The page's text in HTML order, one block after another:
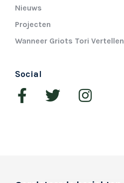
Nieuws
Projecten
Wanneer Griots Tori Vertellen
Social